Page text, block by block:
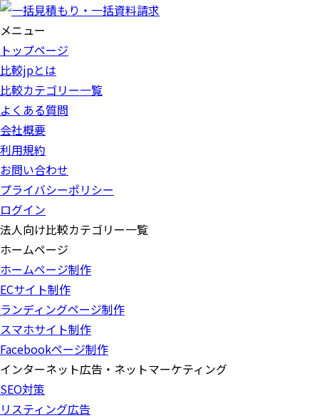
メニュー
トップページ
比較jpとは
比較カテゴリー一覧
よくある質問
会社概要
利用規約
お問い合わせ
プライバシーポリシー
ログイン
法人向け比較カテゴリー一覧
ホームページ
ホームページ制作
ECサイト制作
ランディングページ制作
スマホサイト制作
Facebookページ制作
インターネット広告・ネットマーケティング
SEO対策
リスティング広告